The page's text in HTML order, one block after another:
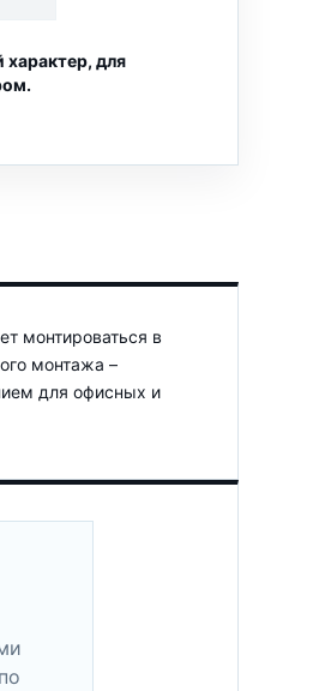
для
монтироваться в
монтажа –
для офисных и